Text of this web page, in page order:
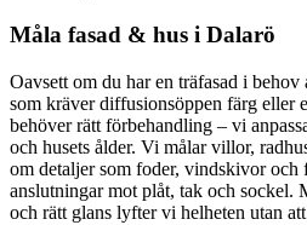
Måla fasad & hus i Dalarö
Oavsett om du har en träfasad i
som kräver diffusionsöppen färg eller
behöver rätt förbehandling – vi
och husets ålder. Vi målar villor,
om detaljer som foder, vindskivor och
anslutningar mot plåt, tak och sockel.
och rätt glans lyfter vi helheten utan